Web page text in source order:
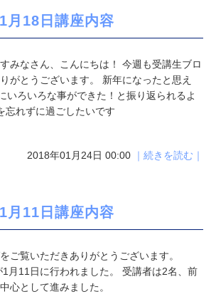
1月18日講座内容
みなさん、こんにちは！ 今週も受講生ブロ
がとうございます。 新年になったと思え
いろいろな事ができた！と振り返られるよ
忘れずに過ごしたいです
2018年01月24日 00:00 ｜続きを読む｜
1月11日講座内容
ご覧いただきありがとうございます。
月11日に行われました。 受講者は2名、前
心として進みました。